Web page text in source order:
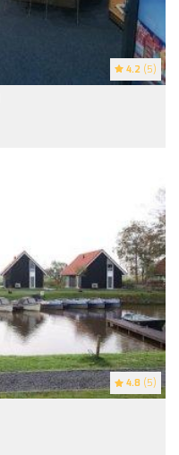
4.2 (5)
4.8 (5)